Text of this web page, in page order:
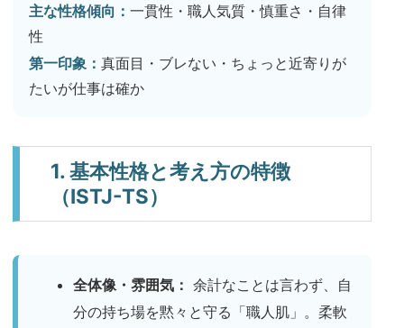
主な性格傾向： 一貫性・職人気質・慎重さ・自律
性
第一印象： 真面目・ブレない・ちょっと近寄りが
たいが仕事は確か
1. 基本性格と考え方の特徴
（ISTJ-TS）
全体像・雰囲気： 余計なことは言わず、自
分の持ち場を黙々と守る「職人肌」。柔軟